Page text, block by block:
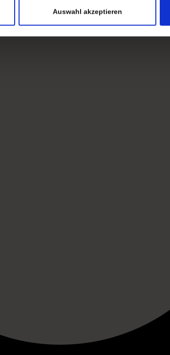
Auswahl akzeptieren